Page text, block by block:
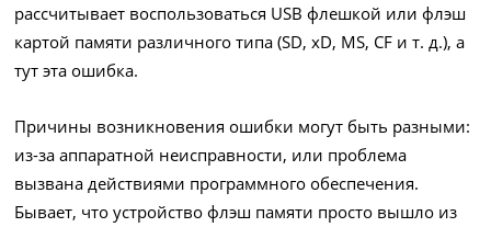
рассчитывает воспользоваться USB флешкой или флэш
картой памяти различного типа (SD, xD, MS, CF и т. д.), а
тут эта ошибка.
Причины возникновения ошибки могут быть разными:
из-за аппаратной неисправности, или проблема
вызвана действиями программного обеспечения.
Бывает, что устройство флэш памяти просто вышло из